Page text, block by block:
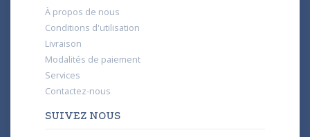
À propos de nous
Conditions d'utilisation
Livraison
Modalités de paiement
Services
Contactez-nous
SUIVEZ NOUS